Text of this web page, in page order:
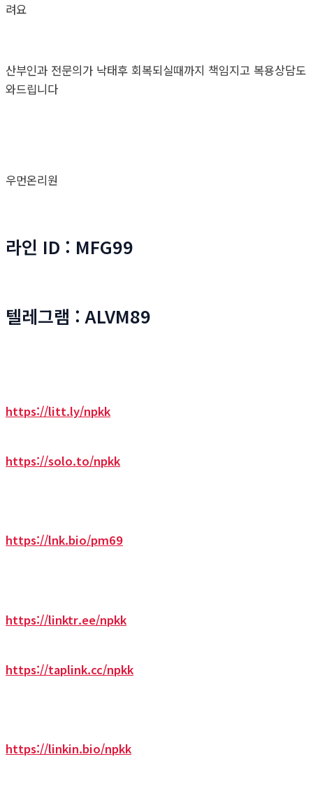
려요
산부인과 전문의가 낙태후 회복되실때까지 책임지고 복용상담도
와드립니다
우먼온리원
라인 ID : MFG99
텔레그램 : ALVM89
https://litt.ly/npkk
https://solo.to/npkk
https://lnk.bio/pm69
https://linktr.ee/npkk
https://taplink.cc/npkk
https://linkin.bio/npkk